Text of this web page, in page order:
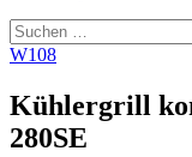
Suchen
nach:
W108
Kühlergrill
280SE